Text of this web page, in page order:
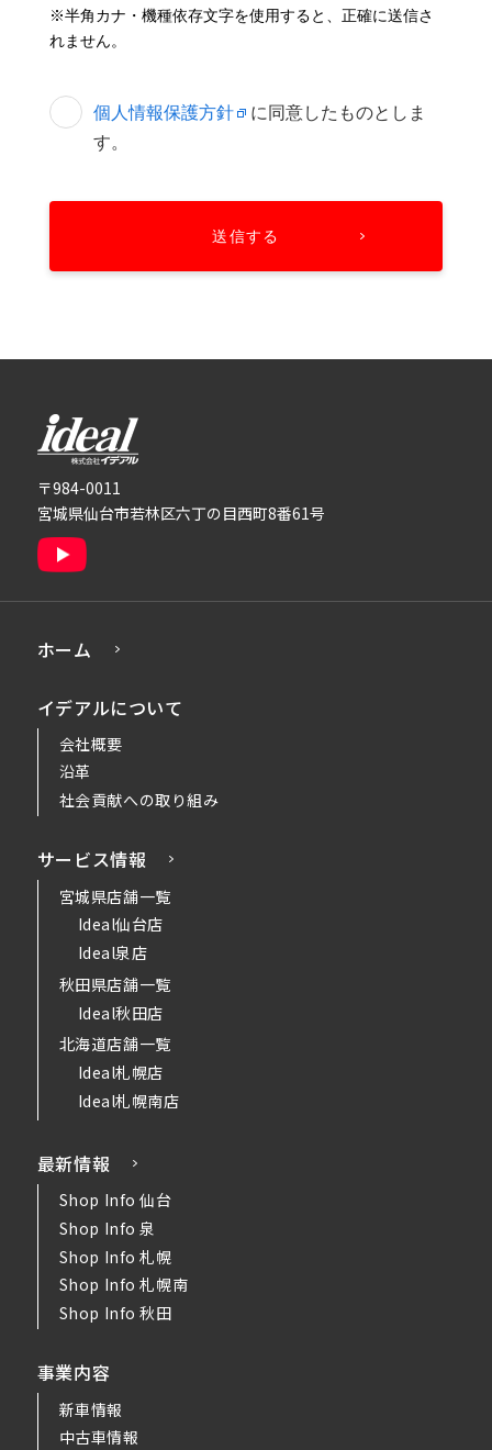
※半角カナ・機種依存文字を使用すると、正確に送信さ
れません。
個人情報保護方針
に同意したものとしま
す。
〒984-0011
宮城県仙台市若林区六丁の目西町8番61号
ホーム
イデアルについて
会社概要
沿革
社会貢献への取り組み
サービス情報
宮城県店舗一覧
Ideal仙台店
Ideal泉店
秋田県店舗一覧
Ideal秋田店
北海道店舗一覧
Ideal札幌店
Ideal札幌南店
最新情報
Shop Info 仙台
Shop Info 泉
Shop Info 札幌
Shop Info 札幌南
Shop Info 秋田
事業内容
新車情報
中古車情報